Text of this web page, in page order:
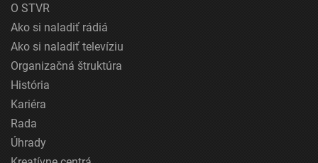
O STVR
Ako si naladiť rádiá
Ako si naladiť televíziu
Organizačná štruktúra
História
Kariéra
Rada
Úhrady